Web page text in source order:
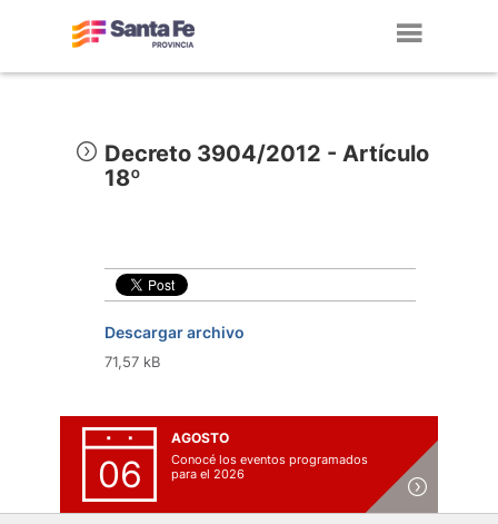
Decreto 3904/2012 - Artículo
18º
Descargar archivo
71,57 kB
06
AGOSTO
Conocé los eventos programados
para el 2026